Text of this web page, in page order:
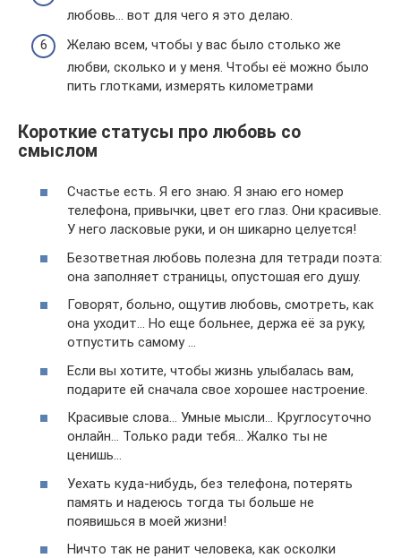
любовь… вот для чего я это делаю.
Желаю всем, чтобы у вас было столько же
любви, сколько и у меня. Чтобы её можно было
пить глотками, измерять километрами
Короткие статусы про любовь со
смыслом
Счастье есть. Я его знаю. Я знаю его номер
телефона, привычки, цвет его глаз. Они красивые.
У него ласковые руки, и он шикарно целуется!
Безответная любовь полезна для тетради поэта:
она заполняет страницы, опустошая его душу.
Говорят, больно, ощутив любовь, смотреть, как
она уходит… Но еще больнее, держа её за руку,
отпустить самому …
Если вы хотите, чтобы жизнь улыбалась вам,
подарите ей сначала свое хорошее настроение.
Красивые слова… Умные мысли… Круглосуточно
онлайн… Только ради тебя… Жалко ты не
ценишь…
Уехать куда-нибудь, без телефона, потерять
память и надеюсь тогда ты больше не
появишься в моей жизни!
Ничто так не ранит человека, как осколки